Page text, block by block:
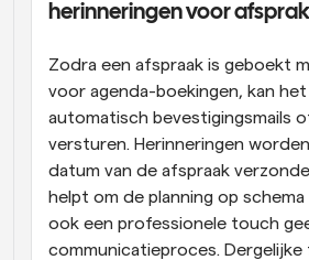
herinneringen voor
Zodra een afspraak is geboekt
voor agenda-boekingen, kan
automatisch bevestigingsmails
versturen. Herinneringen
datum van de afspraak
helpt om de planning op
ook een professionele touch
communicatieproces.